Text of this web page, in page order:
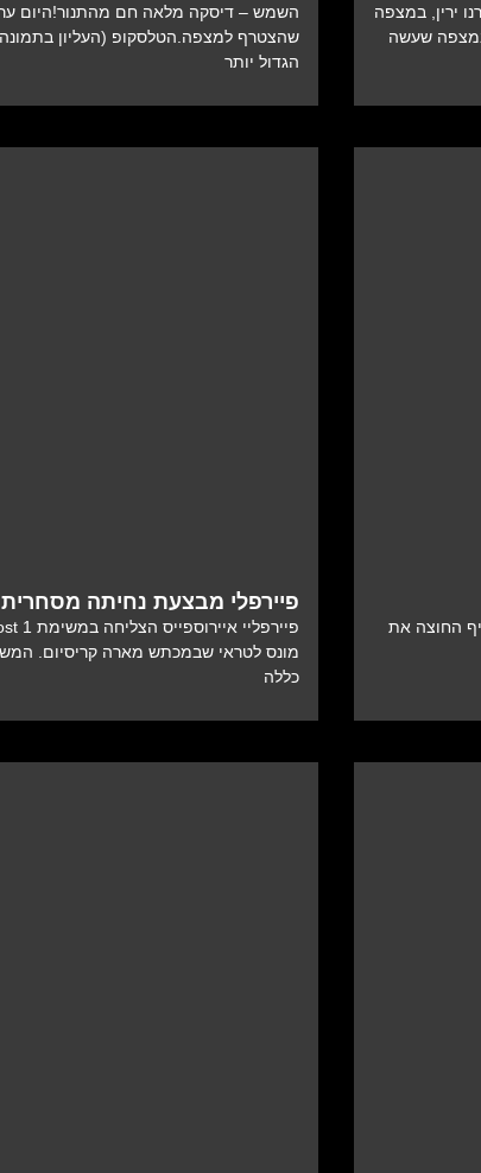
ירין, במצפה
שעשה
השמש – דיסקה מלאה חם מהתנור!היום
שהצטרף למצפה.הטלסקופ (העליון
הגדול יותר
החוצה את
פיירפלי מבצעת נחיתה
מונס לטראי שבמכתש מארה קריסיום.
כללה